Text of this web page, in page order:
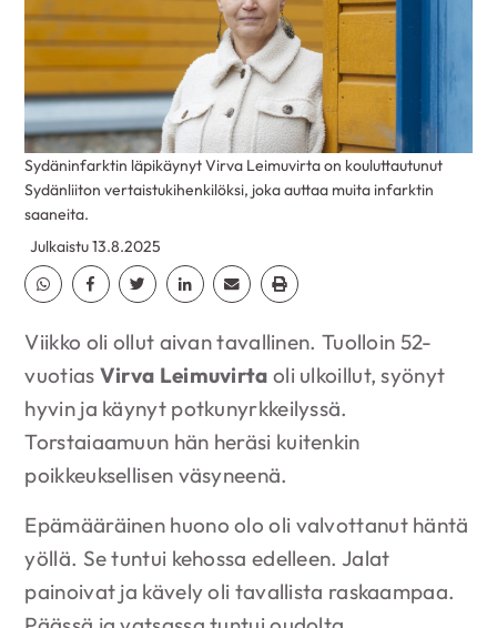
Julkaistu 13.8.2025
Jaa Whatsapp
Jaa Facebook
Jaa TwitterJaa Linkedin
Jaa EmailJaa Print
Sydäninfarktin läpikäynyt Virva Leimuvirta on kouluttautunut
Sydänliiton vertaistukihenkilöksi, joka auttaa muita infarktin
saaneita.
Viikko oli ollut aivan tavallinen. Tuolloin 52-
vuotias Virva Leimuvirta oli ulkoillut, syönyt
hyvin ja käynyt potkunyrkkeilyssä.
Torstaiaamuun hän heräsi kuitenkin
poikkeuksellisen väsyneenä.
Epämääräinen huono olo oli valvottanut häntä
yöllä. Se tuntui kehossa edelleen. Jalat
painoivat ja kävely oli tavallista raskaampaa.